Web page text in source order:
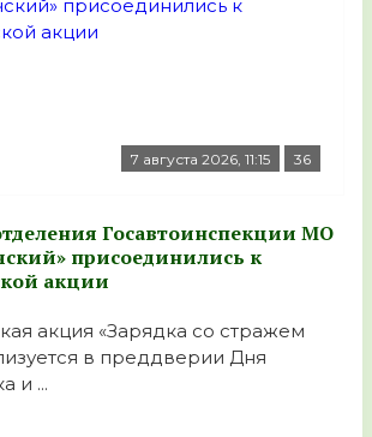
7 августа 2026, 11:15 36
Госавтоинспекции МО
присоединились к
акции
акция «Зарядка со стражем
в преддверии Дня
и ...